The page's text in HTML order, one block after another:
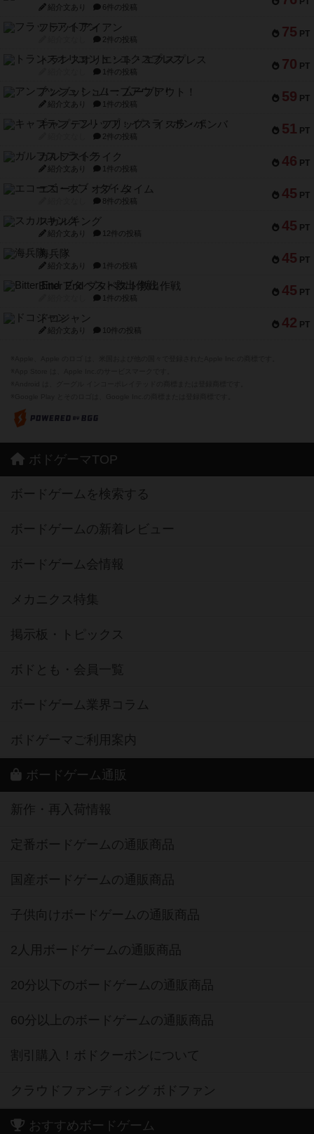
紹介文あり 6件の投稿
75 PT
フラットアイアン
2件の投稿
70 PT
トランスオリエント・エクスプレス
1件の投稿
59 PT
アンブッシュ！：ムーブアウト！
紹介文あり 1件の投稿
51 PT
キャプテン・フリップ：イスラ・ボンバ
2件の投稿
46 PT
ガルフストライク
紹介文あり 1件の投稿
45 PT
エコーズ・オブ・タイム
8件の投稿
45 PT
スカルキング
紹介文あり 12件の投稿
45 PT
海兵隊
紹介文あり 1件の投稿
45 PT
Bitter End ブタペスト救出作戦
1件の投稿
42 PT
ドコジャン
紹介文あり 10件の投稿
ボドゲーマTOP
ボードゲームを検索する
ボードゲームの新着レビュー
ボードゲーム会情報
メカニクス特集
掲示板・トピックス
ボドとも・会員一覧
ボードゲーム業界コラム
ボドゲーマご利用案内
ボードゲーム通販
新作・再入荷情報
定番ボードゲームの通販商品
国産ボードゲームの通販商品
子供向けボードゲームの通販商品
2人用ボードゲームの通販商品
20分以下のボードゲームの通販商品
60分以上のボードゲームの通販商品
割引購入！ボドクーポンについて
クラウドファンディング ボドファン
おすすめボードゲーム